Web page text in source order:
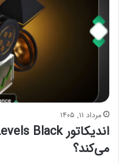
مرداد ۱۱, ۱۴۰۵
می‌کند؟